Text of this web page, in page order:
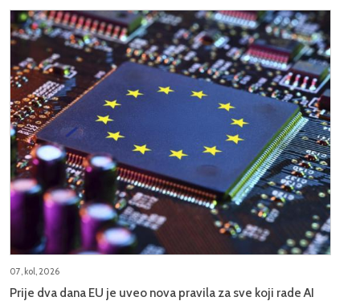
07, kol, 2026
Prije dva dana EU je uveo nova pravila za sve koji rade AI